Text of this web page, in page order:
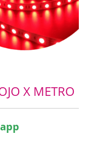
X METRO